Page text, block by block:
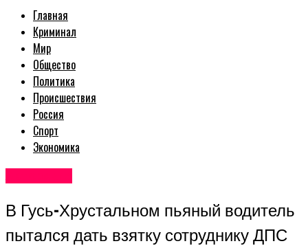
Главная
Криминал
Мир
Общество
Политика
Происшествия
Россия
Спорт
Экономика
В Гусь-Хрустальном пьяный водитель
пытался дать взятку сотруднику ДПС